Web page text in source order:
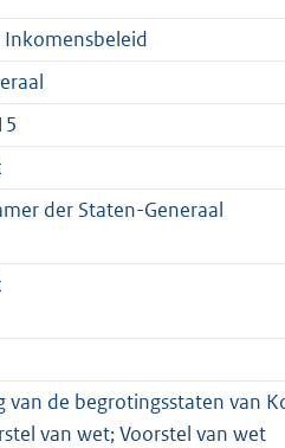
Inkomensbeleid
der Staten-Generaal
van de begrotingsstaten van
van wet; Voorstel van wet